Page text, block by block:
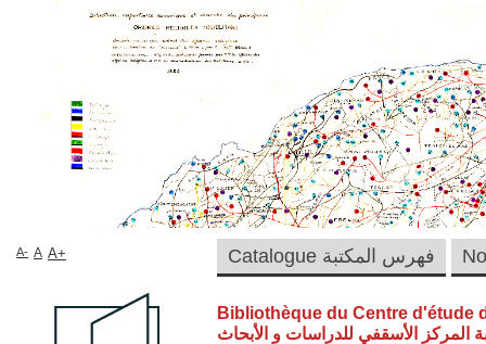
Bibliothèque du Centre d'étude
المركز الأسقفي للدراسات و الأبحاث
Catalogue فهرس المكتبة A- A A+